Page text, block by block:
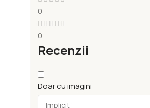
0
0
Recenzii
Doar cu imagini